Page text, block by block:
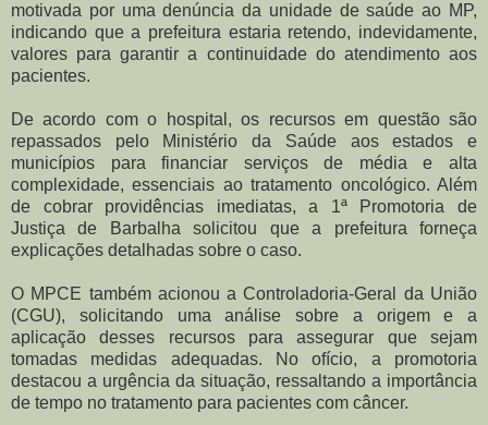
motivada por uma denúncia da unidade de saúde ao MP,
indicando que a prefeitura estaria retendo, indevidamente,
valores para garantir a continuidade do atendimento aos
pacientes.
De acordo com o hospital, os recursos em questão são
repassados pelo Ministério da Saúde aos estados e
municípios para financiar serviços de média e alta
complexidade, essenciais ao tratamento oncológico. Além
de cobrar providências imediatas, a 1ª Promotoria de
Justiça de Barbalha solicitou que a prefeitura forneça
explicações detalhadas sobre o caso.
O MPCE também acionou a Controladoria-Geral da União
(CGU), solicitando uma análise sobre a origem e a
aplicação desses recursos para assegurar que sejam
tomadas medidas adequadas. No ofício, a promotoria
destacou a urgência da situação, ressaltando a importância
de tempo no tratamento para pacientes com câncer.